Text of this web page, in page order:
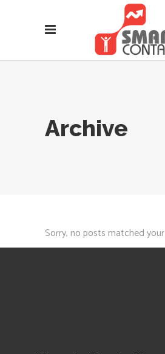
Archive
Sorry, no posts matched